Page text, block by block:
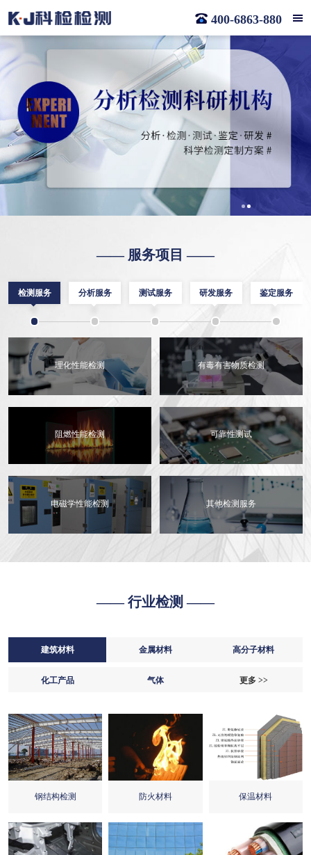
400-6863-880
—— 服务项目 ——
检测服务 分析服务 测试服务 研发服务 鉴定服务
理化性能检测 有毒有害物质检测
阻燃性能检测 可靠性测试
电磁学性能检测 其他检测服务
—— 行业检测 ——
建筑材料 金属材料 高分子材料
化工产品 气体 更多 >>
钢结构检测 防火材料 保温材料